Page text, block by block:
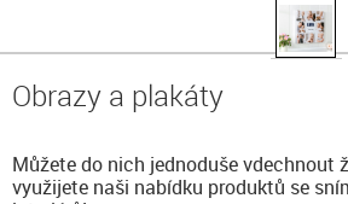
Obrazy a plakáty
Můžete do nich jednoduše vdechnout
využijete naši nabídku produktů se